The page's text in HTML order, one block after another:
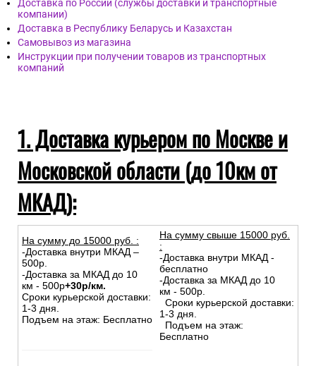
Доставка по России (службы доставки и транспортные
компании)
Доставка в Республику Беларусь и Казахстан
Самовывоз из магазина
Инструкции при получении товаров из транспортных
компаний
1. Доставка курьером по Москве и
Московской области (до 10км от
МКАД):
На сумму до 15000 руб. :
-Доставка внутри МКАД –
500р.
-Доставка за МКАД до 10
км - 500р+30р/км.
Сроки курьерской доставки:
1-3 дня.
Подъем на этаж: Бесплатно
На сумму свыше 15000 руб.
:
-Доставка внутри МКАД -
бесплатно
-Доставка за МКАД до 10
км - 500р.
Сроки курьерской доставки:
1-3 дня.
Подъем на этаж:
Бесплатно